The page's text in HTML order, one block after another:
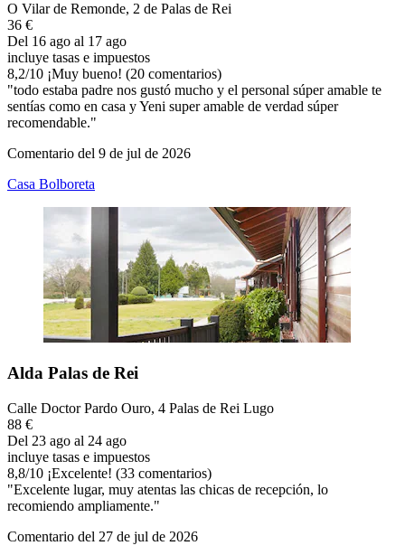
O Vilar de Remonde, 2 de Palas de Rei
36 €
Del 16 ago al 17 ago
incluye tasas e impuestos
8,2/10 ¡Muy bueno! (20 comentarios)
"todo estaba padre nos gustó mucho y el personal súper amable te
sentías como en casa y Yeni super amable de verdad súper
recomendable."
Comentario del 9 de jul de 2026
Casa Bolboreta
Alda Palas de Rei
Calle Doctor Pardo Ouro, 4 Palas de Rei Lugo
88 €
Del 23 ago al 24 ago
incluye tasas e impuestos
8,8/10 ¡Excelente! (33 comentarios)
"Excelente lugar, muy atentas las chicas de recepción, lo
recomiendo ampliamente."
Comentario del 27 de jul de 2026